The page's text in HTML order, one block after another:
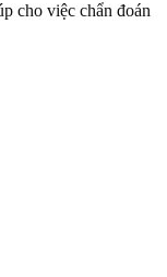
cho việc chẩn đoán